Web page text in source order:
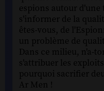
espions autour
s'informer de la
êtes-vous, de
un problème de
Dans ce milieu, n'a-
s'attribuer les
pourquoi sacrifier
Ar Men !